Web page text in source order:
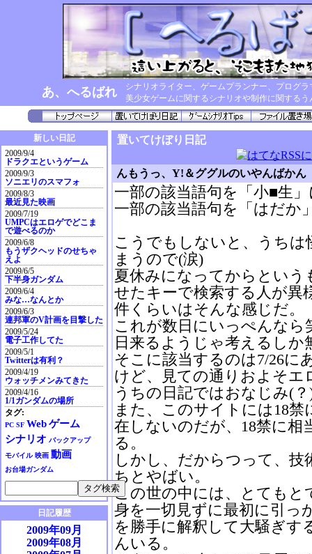
あ、へるばれ
シナリオライター、ゲームプランナー、プログ
美少女ゲームに関するシナリオや制作に関する
置いてけぼり日記
んもうっ、Y!＆ググルのいやんばかん
一部の該当語句を「小■生
一部の該当語句を「はだか
こうでもしないと、うち
まうので(涙)
夏休みになってからという
せたキーで検索する人が異
件くらいはそんな感じだ。
これが数日にいっぺんな
日来るようじゃ考えるしか
そこに該当するのは7/26に
けど、見ての通りおよそエ
うちの日記ではおなじみ(
また、このサイトには18
在しないのだが、18禁に相
る。
しかし、だからつって、
ちとやばい。
この世の中には、とてもと
身を一切見ずに最初に引っ
を勝手に解釈して大騒ぎ
んいる。
新しい日記
2009/9/4
ドラクエというゲーム
2009/9/3
ソニエリのスマフォ
2009/8/3
最近見た映画
2009/7/19
UMPCはエロゲでどこま
で遊べるのか
2009/6/8
もうザクヘッドのせちゃ
えよ
2009/6/5
下半身ガンダム
2009/6/4
みな…なんとか
2009/6/3
連邦軍のV計画を目撃した
2009/5/24
電子工作してた
2009/5/1
Twitterは有利？
2009/4/19
ウォッチメンみてきた
2009/4/16
1/1ガンダムの場所
タグ:
PC SF Webゲーム
シナリオ バックアップ
モバイル 映画 動画
お台場ガンダム
日記履歴
2009年09月
2009年08月